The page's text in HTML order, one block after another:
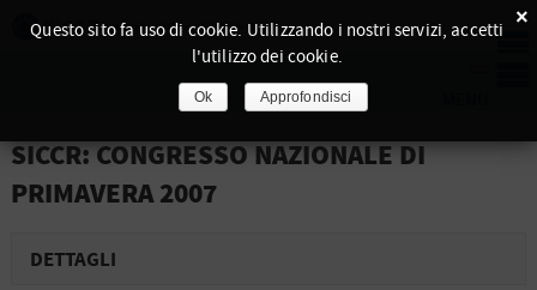
SICCR: CONGRESSO NAZIONALE DI
PRIMAVERA 2007
DETTAGLI
×
Questo sito fa uso di cookie. Utilizzando i nostri servizi, accetti
l'utilizzo dei cookie.
Ok Approfondisci